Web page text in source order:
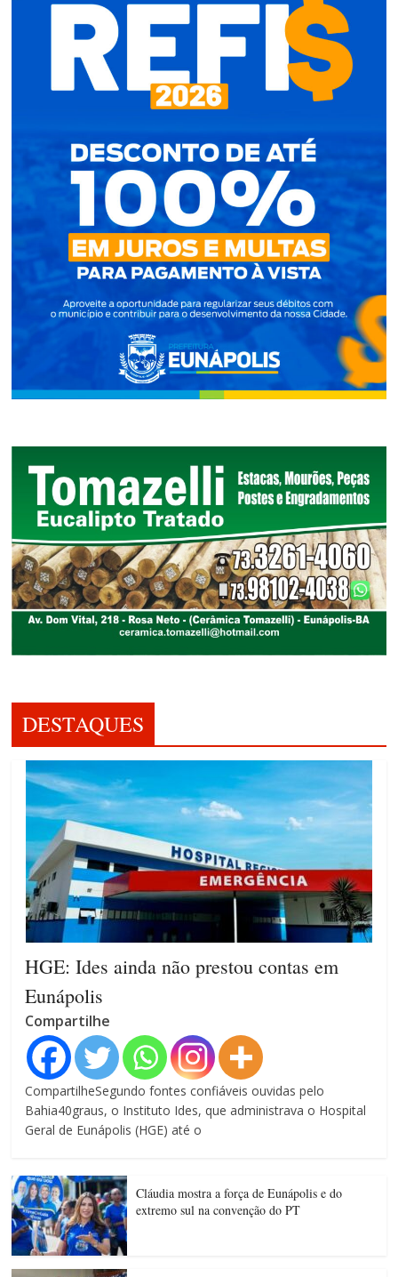
DESTAQUES
HGE: Ides ainda não prestou contas em
Eunápolis
Compartilhe
CompartilheSegundo fontes confiáveis ouvidas pelo
Bahia40graus, o Instituto Ides, que administrava o Hospital
Geral de Eunápolis (HGE) até o
Cláudia mostra a força de Eunápolis e do
extremo sul na convenção do PT